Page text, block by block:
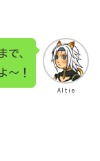
Altie
で、
～！